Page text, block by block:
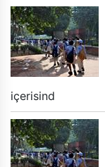
içerisind